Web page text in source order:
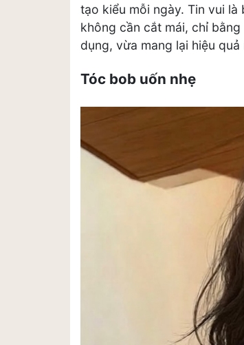
tạo kiểu mỗi ngày. Tin vui
không cần cắt mái, chỉ
dụng, vừa mang lại hiệu
Tóc bob uốn nhẹ